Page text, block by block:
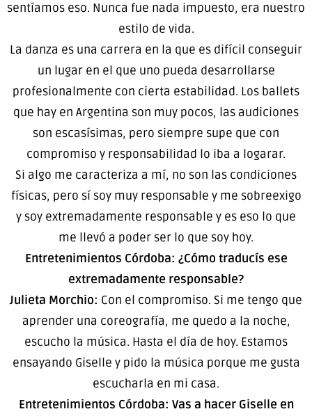
sentíamos eso. Nunca fue nada impuesto, era nuestro
estilo de vida.
La danza es una carrera en la que es difícil conseguir
un lugar en el que uno pueda desarrollarse
profesionalmente con cierta estabilidad. Los ballets
que hay en Argentina son muy pocos, las audiciones
son escasísimas, pero siempre supe que con
compromiso y responsabilidad lo iba a logarar.
Si algo me caracteriza a mí, no son las condiciones
físicas, pero sí soy muy responsable y me sobreexigo
y soy extremadamente responsable y es eso lo que
me llevó a poder ser lo que soy hoy.
Entretenimientos Córdoba: ¿Cómo traducís ese
extremadamente responsable?
Julieta Morchio: Con el compromiso. Si me tengo que
aprender una coreografía, me quedo a la noche,
escucho la música. Hasta el día de hoy. Estamos
ensayando Giselle y pido la música porque me gusta
escucharla en mi casa.
Entretenimientos Córdoba: Vas a hacer Giselle en